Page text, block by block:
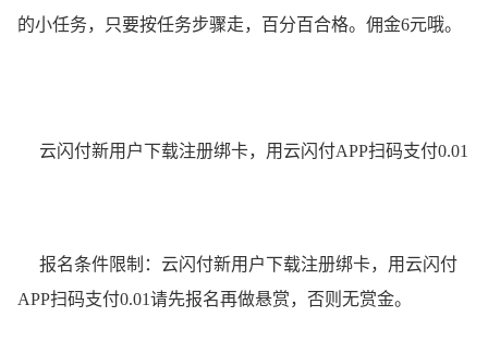
的小任务，只要按任务步骤走，百分百合格。佣金6元哦。
云闪付新用户下载注册绑卡，用云闪付APP扫码支付0.01
报名条件限制：云闪付新用户下载注册绑卡，用云闪付
APP扫码支付0.01请先报名再做悬赏，否则无赏金。